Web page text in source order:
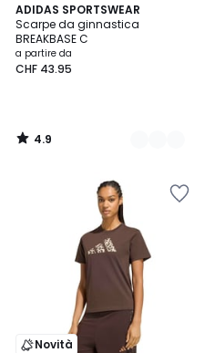
ADIDAS SPORTSWEAR
Scarpe da ginnastica
BREAKBASE C
a partire da
CHF 43.95
4.9
/ 5
2
Colori
4.9
/
Novità